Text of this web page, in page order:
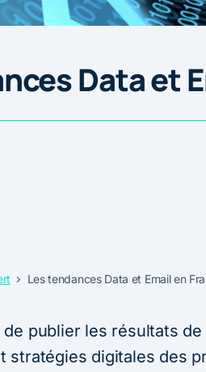
Data et
Les tendances Data et Email en
publier les résultats
stratégies digitales des